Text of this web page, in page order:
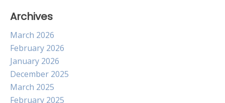
Archives
March 2026
February 2026
January 2026
December 2025
March 2025
February 2025